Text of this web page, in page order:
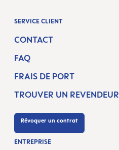
SERVICE CLIENT
CONTACT
FAQ
FRAIS DE PORT
TROUVER UN REVENDEUR
Révoquer un contrat
ENTREPRISE